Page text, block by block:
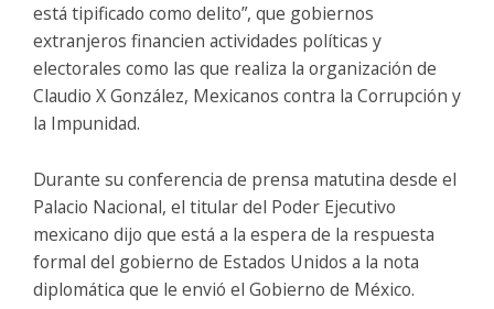
está tipificado como delito”, que gobiernos
extranjeros financien actividades políticas y
electorales como las que realiza la organización de
Claudio X González, Mexicanos contra la Corrupción y
la Impunidad.
Durante su conferencia de prensa matutina desde el
Palacio Nacional, el titular del Poder Ejecutivo
mexicano dijo que está a la espera de la respuesta
formal del gobierno de Estados Unidos a la nota
diplomática que le envió el Gobierno de México.